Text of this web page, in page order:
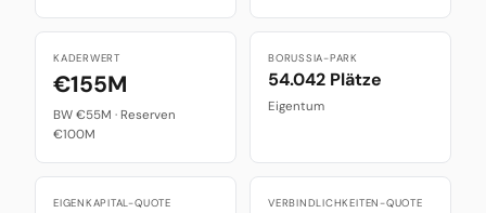
KADERWERT
€155M
BW €55M · Reserven
€100M
BORUSSIA-PARK
54.042 Plätze
Eigentum
EIGENKAPITAL-QUOTE VERBINDLICHKEITEN-QUOTE